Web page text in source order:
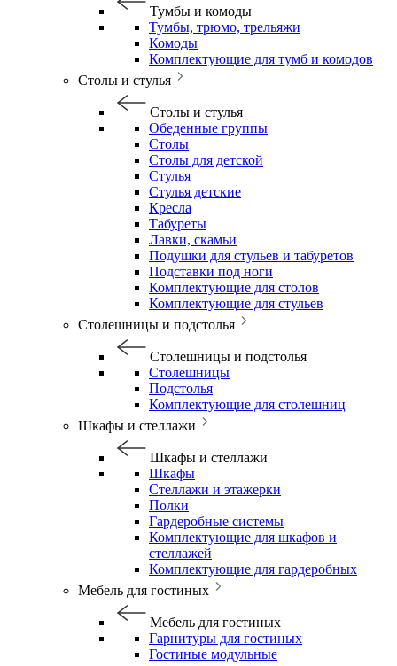
Тумбы и комоды
Тумбы, трюмо, трельяжи
Комоды
Комплектующие для тумб и комодов
Столы и стулья
Столы и стулья
Обеденные группы
Столы
Столы для детской
Стулья
Стулья детские
Кресла
Табуреты
Лавки, скамьи
Подушки для стульев и табуретов
Подставки под ноги
Комплектующие для столов
Комплектующие для стульев
Столешницы и подстолья
Столешницы и подстолья
Столешницы
Подстолья
Комплектующие для столешниц
Шкафы и стеллажи
Шкафы и стеллажи
Шкафы
Стеллажи и этажерки
Полки
Гардеробные системы
Комплектующие для шкафов и
стеллажей
Комплектующие для гардеробных
Мебель для гостиных
Мебель для гостиных
Гарнитуры для гостиных
Гостиные модульные